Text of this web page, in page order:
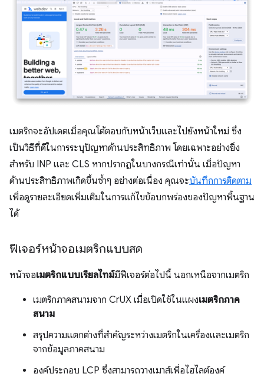
เมตริกจะอัปเดตเมื่อคุณโต้ตอบกับหน้าเว็บและไปยังหน้าใหม่ ซึ่ง
เป็นวิธีที่ดีในการระบุปัญหาด้านประสิทธิภาพ โดยเฉพาะอย่างยิ่ง
สำหรับ INP และ CLS หากปรากฏในบางกรณีเท่านั้น เมื่อปัญหา
ด้านประสิทธิภาพเกิดขึ้นซ้ำๆ อย่างต่อเนื่อง คุณจะบันทึกการติดตาม
เพื่อดูรายละเอียดเพิ่มเติมในการแก้ไขข้อบกพร่องของปัญหาพื้นฐาน
ได้
ฟีเจอร์หน้าจอเมตริกแบบสด
หน้าจอเมตริกแบบเรียลไทม์มีฟีเจอร์ต่อไปนี้ นอกเหนือจากเมตริก
เมตริกภาคสนามจาก CrUX เมื่อเปิดใช้ในแผงเมตริกภาค
สนาม
สรุปความแตกต่างที่สำคัญระหว่างเมตริกในเครื่องและเมตริก
จากข้อมูลภาคสนาม
องค์ประกอบ LCP ซึ่งสามารถวางเมาส์เพื่อไฮไลต์องค์